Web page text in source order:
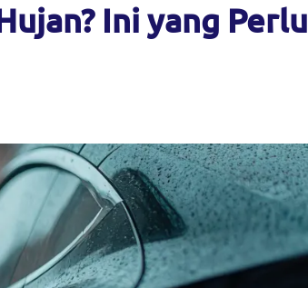
Ini yang Perlu